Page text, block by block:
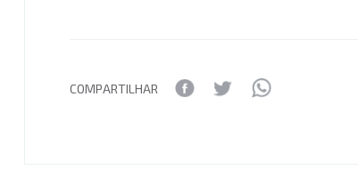
COMPARTILHAR